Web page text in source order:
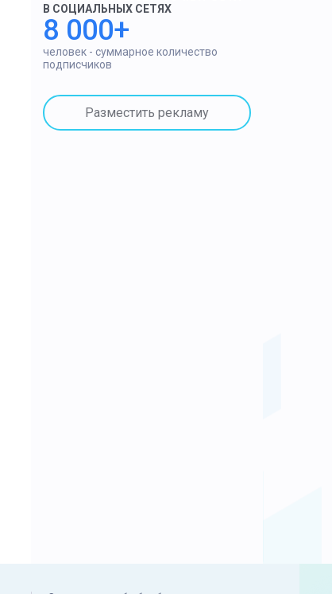
В СОЦИАЛЬНЫХ СЕТЯХ
8 000+
человек - суммарное количество
подписчиков
Разместить рекламу